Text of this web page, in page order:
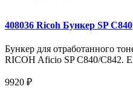
408036 Ricoh Бункер SP C840
Бункер для отработанного
RICOH Aficio SP C840/C842.
9920 ₽